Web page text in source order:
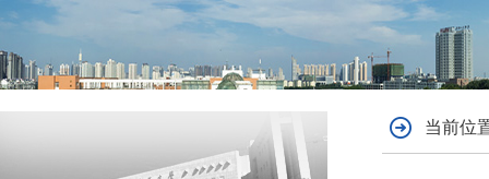
当前位